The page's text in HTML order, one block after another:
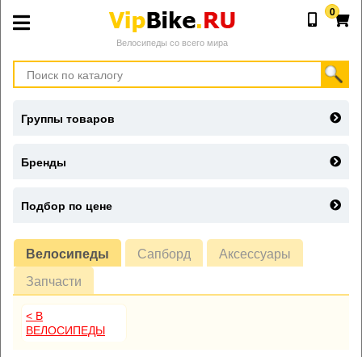
Велосипеды со всего мира
0
Велосипеды Сапборд
Аксессуары
Запчасти
< В
ВЕЛОСИПЕДЫ
Группы товаров
Бренды
Подбор по цене